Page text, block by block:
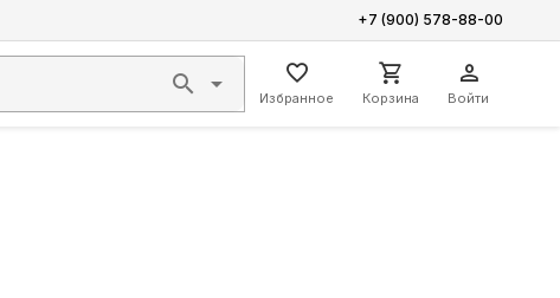
+7 (900) 578-88-00
Избранное Корзина Войти